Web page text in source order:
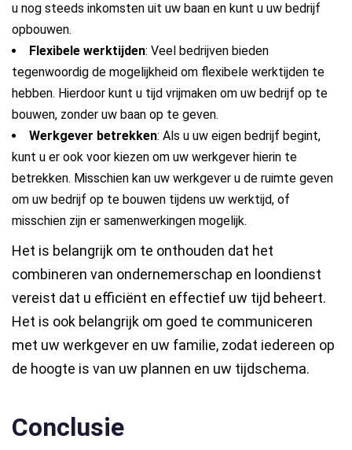
u nog steeds inkomsten uit uw baan en kunt u uw bedrijf
opbouwen.
Flexibele werktijden: Veel bedrijven bieden
tegenwoordig de mogelijkheid om flexibele werktijden te
hebben. Hierdoor kunt u tijd vrijmaken om uw bedrijf op te
bouwen, zonder uw baan op te geven.
Werkgever betrekken: Als u uw eigen bedrijf begint,
kunt u er ook voor kiezen om uw werkgever hierin te
betrekken. Misschien kan uw werkgever u de ruimte geven
om uw bedrijf op te bouwen tijdens uw werktijd, of
misschien zijn er samenwerkingen mogelijk.
Het is belangrijk om te onthouden dat het
combineren van ondernemerschap en loondienst
vereist dat u efficiënt en effectief uw tijd beheert.
Het is ook belangrijk om goed te communiceren
met uw werkgever en uw familie, zodat iedereen op
de hoogte is van uw plannen en uw tijdschema.
Conclusie